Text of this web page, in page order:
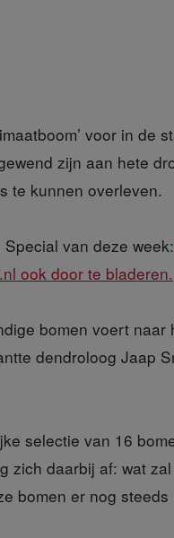
voor in de
zijn aan hete
te kunnen overleven.
van deze week:
ook door te bladeren.
bomen voert naar
dendroloog Jaap
selectie van 16
zich daarbij af: wat
bomen er nog